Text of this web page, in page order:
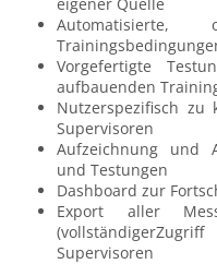
Vorgefertigte
aufbauenden
Nutzerspezifisch zu
Supervisoren
Aufzeichnung und
und Testungen
Dashboard zur
Export aller
Supervisoren